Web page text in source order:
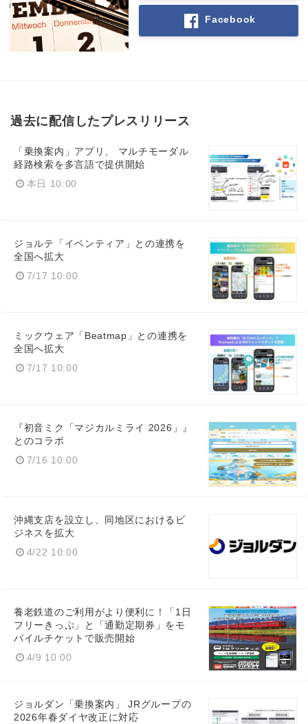
Facebook
過去に配信したプレスリリース
「乗換案内」アプリ、 マルチモーダル
経路検索を多言語で提供開始
本日 10:00
ジョルテ「イベンティア」との連携を
全国へ拡大
7/17 10:00
ミックウェア「Beatmap」との連携を
全国へ拡大
7/17 10:00
『初音ミク「マジカルミライ 2026」』
とのコラボ
7/16 10:00
沖縄支店を設立し、同地区におけるビ
ジネスを拡大
4/22 10:00
養老鉄道のご利用がより便利に！「1日
フリーきっぷ」と「通勤定期券」をモ
バイルチケットで販売開始
4/9 10:00
ジョルダン「乗換案内」 JRグループの
2026年春ダイヤ改正に対応